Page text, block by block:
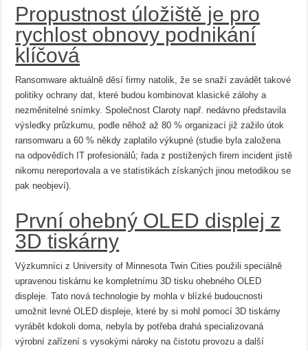
Propustnost úložiště je pro
rychlost obnovy podnikání
klíčová
Ransomware aktuálně děsí firmy natolik, že se snaží zavádět takové
politiky ochrany dat, které budou kombinovat klasické zálohy a
nezměnitelné snímky. Společnost Claroty např. nedávno představila
výsledky průzkumu, podle něhož až 80 % organizací již zažilo útok
ransomwaru a 60 % někdy zaplatilo výkupné (studie byla založena
na odpovědích IT profesionálů; řada z postižených firem incident jistě
nikomu nereportovala a ve statistikách získaných jinou metodikou se
pak neobjeví).
První ohebný OLED displej z
3D tiskárny
Výzkumníci z University of Minnesota Twin Cities použili speciálně
upravenou tiskárnu ke kompletnímu 3D tisku ohebného OLED
displeje. Tato nová technologie by mohla v blízké budoucnosti
umožnit levné OLED displeje, které by si mohl pomocí 3D tiskárny
vyrábět kdokoli doma, nebyla by potřeba drahá specializovaná
výrobní zařízení s vysokými nároky na čistotu provozu a další